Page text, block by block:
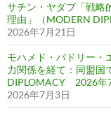
サチン・ヤダブ「戦略
理由」（MODERN
2026年7月21日
モハメド・バドリー・
力関係を経て：同盟国
DIPLOMACY 2026年7
2026年7月3日